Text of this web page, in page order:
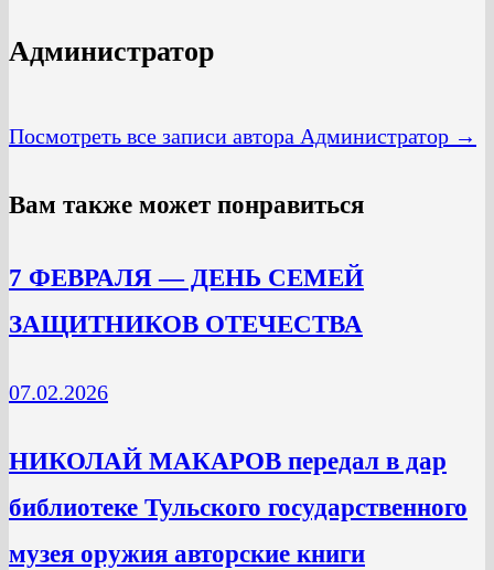
Администратор
Посмотреть все записи автора Администратор →
Вам также может понравиться
7 ФЕВРАЛЯ — ДЕНЬ СЕМЕЙ
ЗАЩИТНИКОВ ОТЕЧЕСТВА
07.02.2026
НИКОЛАЙ МАКАРОВ передал в дар
библиотеке Тульского государственного
музея оружия авторские книги